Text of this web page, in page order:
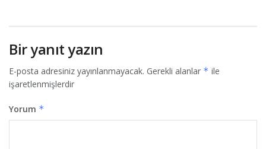
Bir yanıt yazın
E-posta adresiniz yayınlanmayacak. Gerekli alanlar * ile
işaretlenmişlerdir
Yorum *